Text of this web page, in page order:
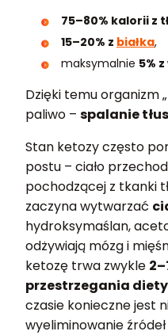
75–80% kalorii z
15–20% z białka,
maksymalnie 5%
Dzięki temu organizm
paliwo – spalanie
Stan ketozy często
postu – ciało
pochodzącej z tkanki
zaczyna wytwarzać
hydroksymaślan,
odżywiają mózg i
ketozę trwa zwykle
przestrzegania
czasie konieczne jest
wyeliminowanie